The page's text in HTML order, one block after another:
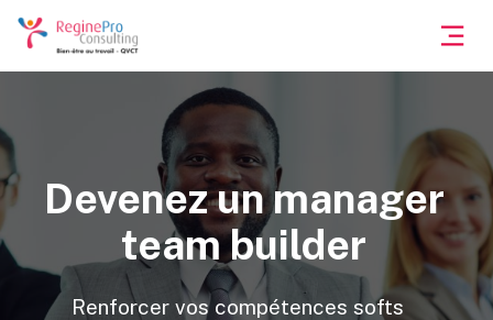
Devenez un manager
team builder
Renforcer vos compétences softs